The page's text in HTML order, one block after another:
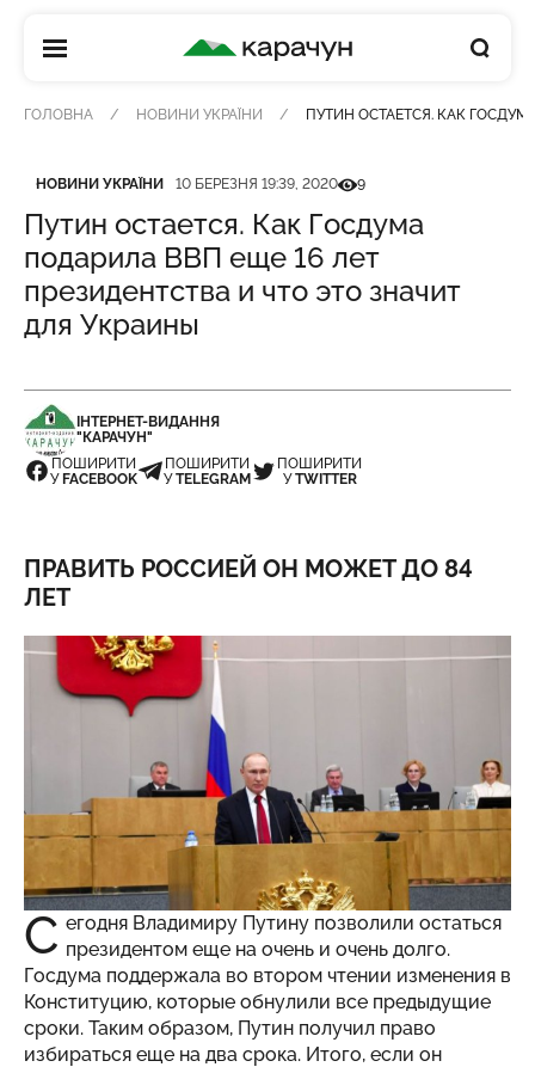
КАРАЧУН
ГОЛОВНА НОВИНИ УКРАЇНИ ПУТИН ОСТАЕТСЯ. КАК
Категорія
НОВИНИ УКРАЇНИ
Дата публікації 10 БЕРЕЗНЯ 19:39, 2020Кількість переглядів
9
Путин остается. Как Госдума
подарила ВВП еще 16 лет
президентства и что это значит
для Украины
ІНТЕРНЕТ-ВИДАННЯ
"КАРАЧУН"
ПОШИРИТИ
У FACEBOOK
ПОШИРИТИ
УTELEGRAM
ПОШИРИТИ
УTWITTER
ПРАВИТЬ РОССИЕЙ ОН МОЖЕТ ДО 84
ЛЕТ
С егодня Владимиру Путину позволили остаться
президентом еще на очень и очень долго.
Госдума поддержала во втором чтении изменения в
Конституцию, которые обнулили все предыдущие
сроки. Таким образом, Путин получил право
избираться еще на два срока. Итого, если он